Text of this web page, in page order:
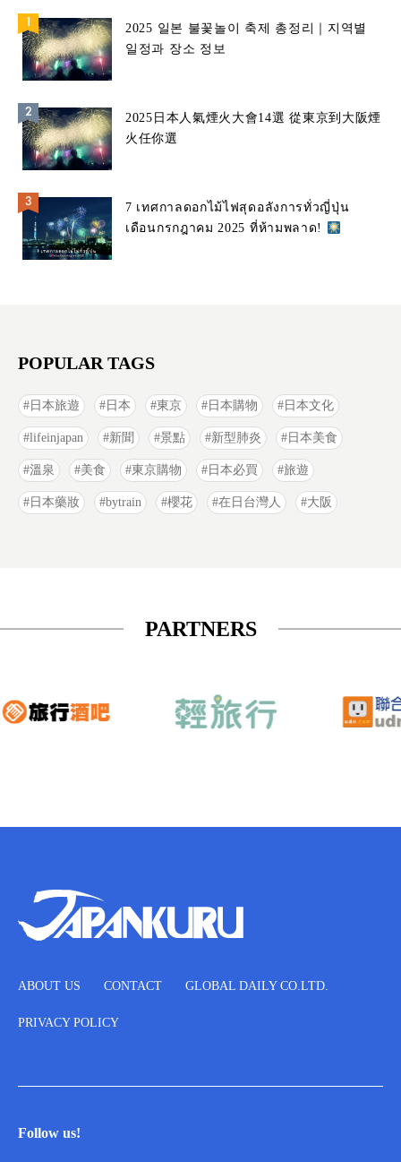
2025 일본 불꽃놀이 축제 총정리｜지역별
일정과 장소 정보
2025日本人氣煙火大會14選 從東京到大阪煙
火任你選
7 เทศกาลดอกไม้ไฟสุดอลังการทั่วญี่ปุ่น
เดือนกรกฎาคม 2025 ที่ห้ามพลาด!
POPULAR TAGS
日本旅遊 日本 東京 日本購物 日本文化
lifeinjapan 新聞 景點 新型肺炎 日本美食
溫泉 美食 東京購物 日本必買 旅遊
日本藥妝 bytrain 櫻花 在日台灣人 大阪
PARTNERS
ABOUT US CONTACT GLOBAL DAILY CO.LTD.
PRIVACY POLICY
Follow us!